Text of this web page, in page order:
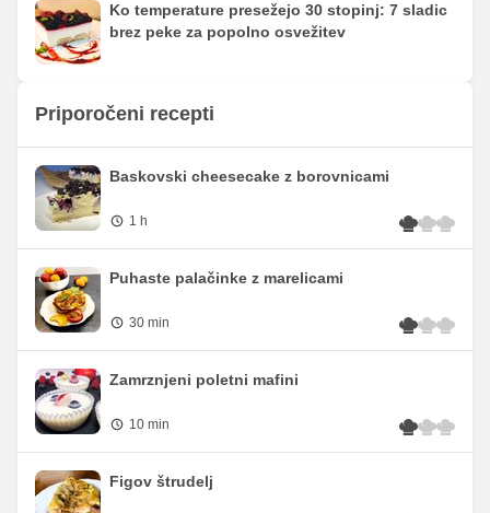
Ko temperature presežejo 30 stopinj: 7 sladic
brez peke za popolno osvežitev
Priporočeni recepti
Baskovski cheesecake z borovnicami
1 h
Puhaste palačinke z marelicami
30 min
Zamrznjeni poletni mafini
10 min
Figov štrudelj